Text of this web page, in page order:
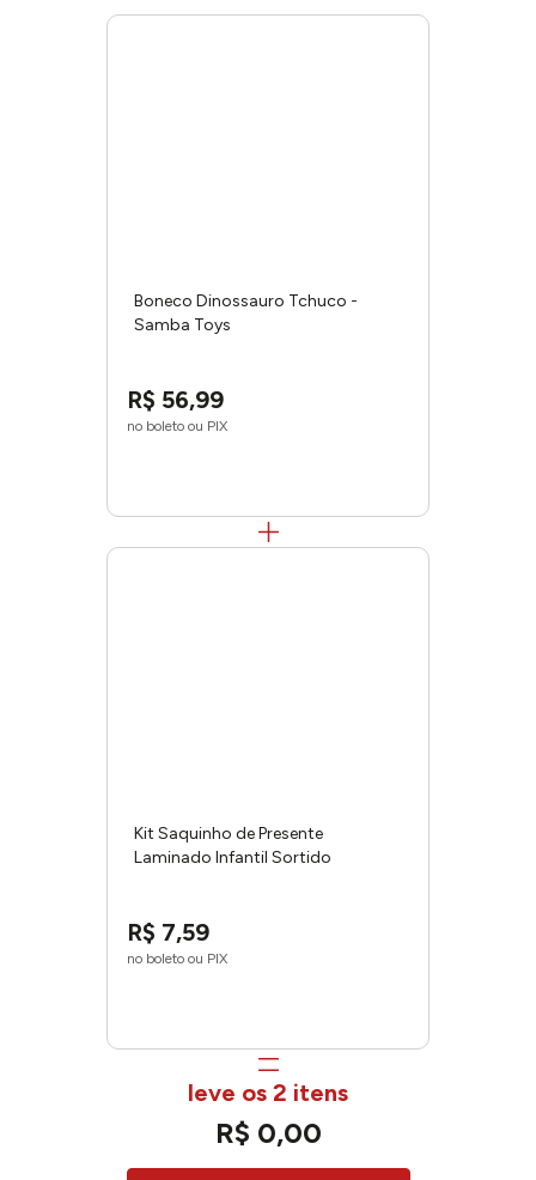
Boneco Dinossauro Tchuco -
Samba Toys
R$ 56,99
no boleto ou PIX
Kit Saquinho de Presente
Laminado Infantil Sortido
R$ 7,59
no boleto ou PIX
leve os 2 itens
R$ 0,00